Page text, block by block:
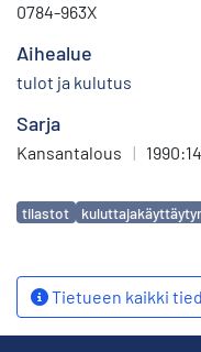
0784-963X
Aihealue
tulot ja kulutus
Sarja
Kansantalous | 1990:14
Avainsanat
tilastot
Tietueen kaikki